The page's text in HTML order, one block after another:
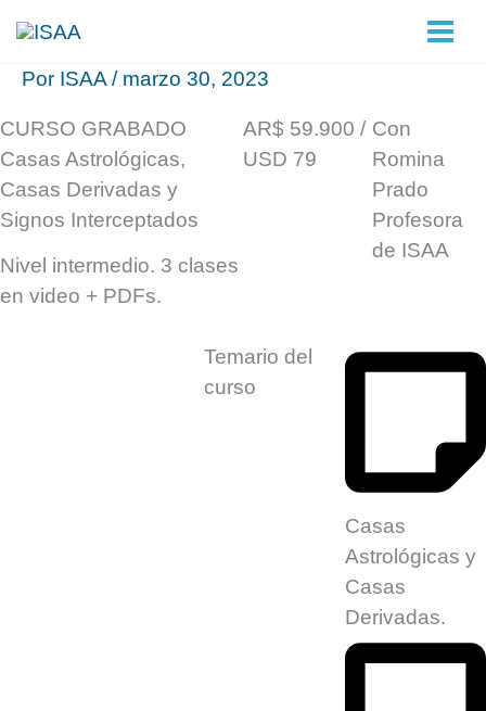
contenido
Por ISAA/ marzo 30, 2023
CURSO GRABADO
Casas Astrológicas,
Casas Derivadas y
Signos Interceptados
Nivel intermedio. 3 clases
en video + PDFs.
AR$ 59.900 /
USD 79
Con
Romina
Prado
Profesora
de ISAA
Temario del
curso
Casas
Astrológicas y
Casas
Derivadas.